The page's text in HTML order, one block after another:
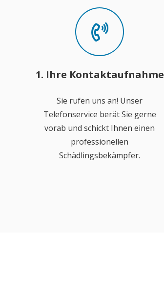
1. Ihre Kontaktaufnahme
Sie rufen uns an! Unser
Telefonservice berät Sie gerne
vorab und schickt Ihnen einen
professionellen
Schädlingsbekämpfer.